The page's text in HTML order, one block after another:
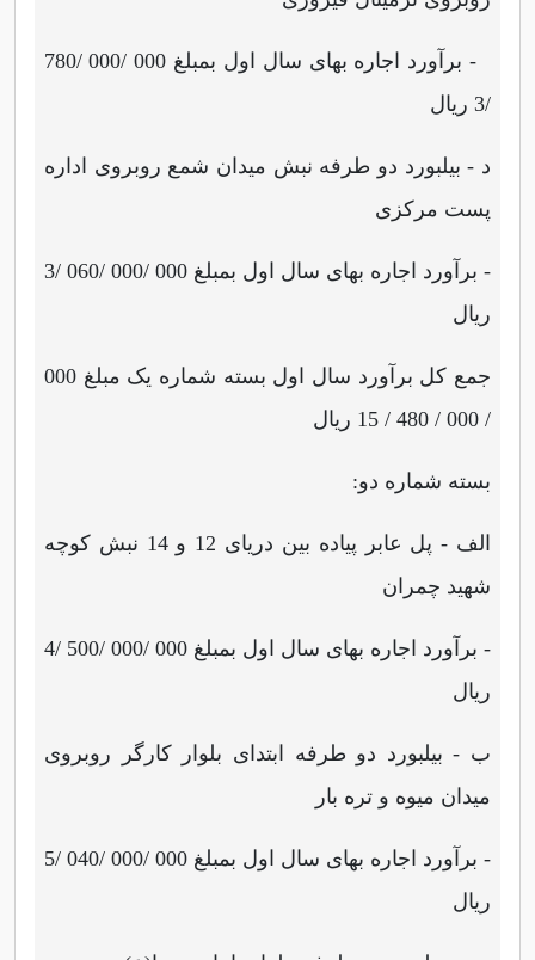
- برآورد اجاره بهای سال اول بمبلغ 000 /000 /780
/3 ریال
د - بیلبورد دو طرفه نبش میدان شمع روبروی اداره
پست مرکزی
- برآورد اجاره بهای سال اول بمبلغ 000 /000 /060 /3
ریال
جمع کل برآورد سال اول بسته شماره یک مبلغ 000
/ 000 / 480 / 15 ریال
بسته شماره دو:
الف - پل عابر پیاده بین دریای 12 و 14 نبش کوچه
شهید چمران
- برآورد اجاره بهای سال اول بمبلغ 000 /000 /500 /4
ریال
ب - بیلبورد دو طرفه ابتدای بلوار کارگر روبروی
میدان میوه و تره بار
- برآورد اجاره بهای سال اول بمبلغ 000 /000 /040 /5
ریال